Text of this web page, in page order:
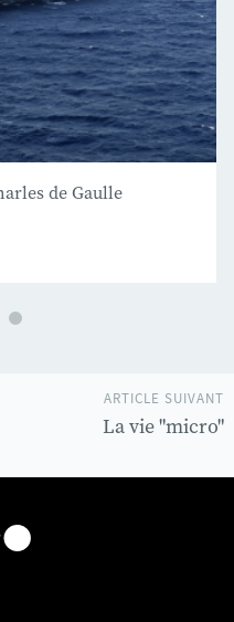
de Gaulle
ARTICLE SUIVANT
La vie "micro"